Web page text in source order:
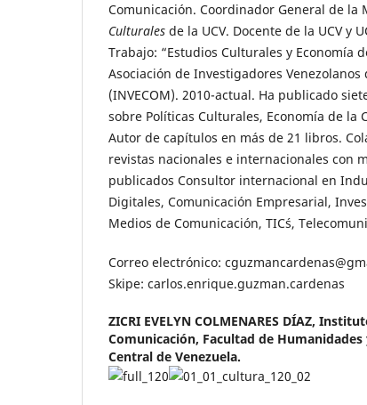
Comunicación. Coordinador General de la
Culturales de la UCV. Docente de la UCV y
Trabajo: “Estudios Culturales y Economía
Asociación de Investigadores Venezolanos
(INVECOM). 2010-actual. Ha publicado
sobre Políticas Culturales, Economía de la
Autor de capítulos en más de 21 libros.
revistas nacionales e internacionales con
publicados Consultor internacional en
Digitales, Comunicación Empresarial,
Medios de Comunicación, TIC´s,
Correo electrónico:
Skipe: carlos.enrique.guzman.cardenas
ZICRI EVELYN COLMENARES DÍAZ,
Comunicación, Facultad de
Central de Venezuela.